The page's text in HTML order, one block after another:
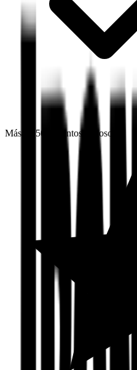
Más de 500 eventos exitosos